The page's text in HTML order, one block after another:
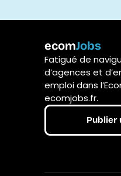
ecomJobs
Fatigué de
d’agences et
emploi dans
ecomjobs.fr.
Publier